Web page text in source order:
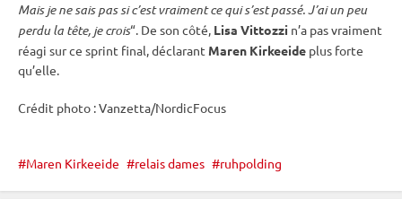
Mais je ne sais pas si c’est vraiment ce qui s’est passé. J’ai un peu
perdu la tête, je crois“. De son côté, Lisa Vittozzi n’a pas vraiment
réagi sur ce sprint final, déclarant Maren Kirkeeide plus forte
qu’elle.
Crédit photo : Vanzetta/NordicFocus
Maren Kirkeeide relais dames ruhpolding